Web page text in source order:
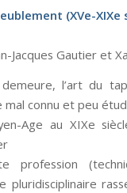
(XVe-XIXe
Jacques Gautier et
l’art du
connu et peu
Age au XIXe
pluridisciplinaire